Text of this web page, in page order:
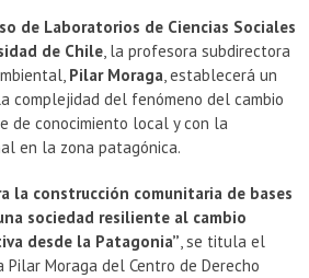
de Laboratorios de Ciencias Sociales
de Chile, la profesora subdirectora
Pilar Moraga, establecerá un
complejidad del fenómeno del cambio
de conocimiento local y con la
en la zona patagónica.
la construcción comunitaria de bases
sociedad resiliente al cambio
desde la Patagonia”, se titula el
Moraga del Centro de Derecho